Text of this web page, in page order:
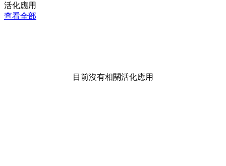
活化應用
查看全部
目前沒有相關活化應用